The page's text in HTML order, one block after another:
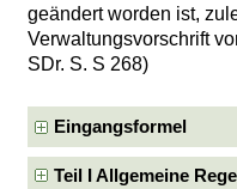
geändert worden ist,
Verwaltungsvorschrift
SDr. S. S 268)
Eingangsformel
Teil I Allgemeine